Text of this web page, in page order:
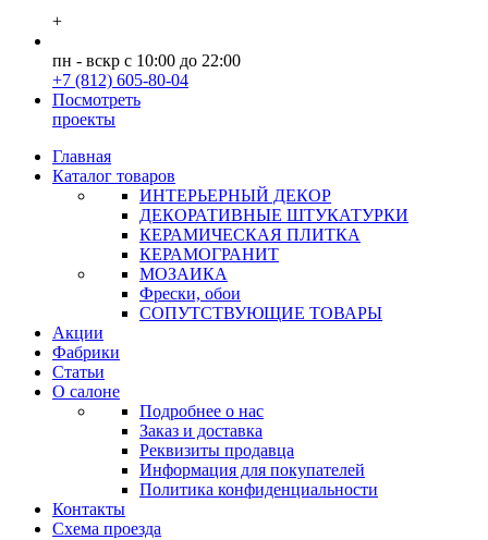
+
пн - вскр с 10:00 до 22:00
+7 (812) 605-80-04
Посмотреть
проекты
Главная
Каталог товаров
ИНТЕРЬЕРНЫЙ ДЕКОР
ДЕКОРАТИВНЫЕ ШТУКАТУРКИ
КЕРАМИЧЕСКАЯ ПЛИТКА
КЕРАМОГРАНИТ
МОЗАИКА
Фрески, обои
СОПУТСТВУЮЩИЕ ТОВАРЫ
Акции
Фабрики
Статьи
О салоне
Подробнее о нас
Заказ и доставка
Реквизиты продавца
Информация для покупателей
Политика конфиденциальности
Контакты
Схема проезда